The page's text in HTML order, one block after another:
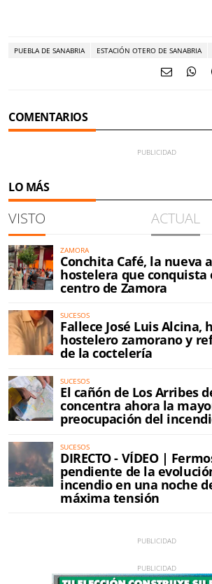
PUEBLA DE SANABRIA ESTACIÓN OTERO DE SANABRIA
COMENTARIOS
LO MÁS
VISTO ACTUAL
ZAMORA
Conchita Café, la nueva
hostelera que conquista
centro de Zamora
SUCESOS
Fallece José Luis Alcina,
hostelero zamorano y
de la coctelería
SUCESOS
El cañón de Los Arribes
concentra ahora la
preocupación del
SUCESOS
DIRECTO - VÍDEO |
pendiente de la
incendio en una noche
máxima tensión